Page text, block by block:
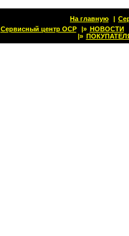
На главную |
Сервисный центр OCP |» НОВОСТИ
|»